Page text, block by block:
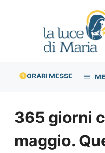
ORARI MESSE
365 giorni
maggio.